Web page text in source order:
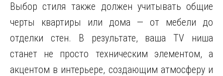
Выбор стиля также должен учитывать общие
черты квартиры или дома — от мебели до
отделки стен. В результате, ваша TV ниша
станет не просто техническим элементом, а
акцентом в интерьере, создающим атмосферу и